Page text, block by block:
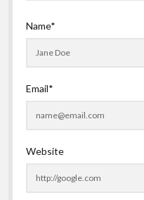
Name*
Email*
Website